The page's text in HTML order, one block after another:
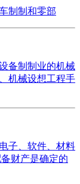
制制和零部
备制制业的机械
机械设想工程手
子、软件、材料
财产是确定的